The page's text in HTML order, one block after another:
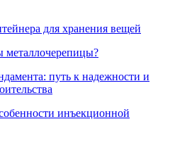
для хранения вещей
металлочерепицы?
путь к надежности и
инъекционной